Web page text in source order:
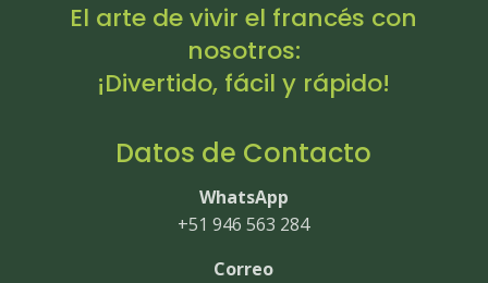
El arte de vivir el francés con
nosotros:
¡Divertido, fácil y rápido!
Datos de Contacto
WhatsApp
+51 946 563 284
Correo